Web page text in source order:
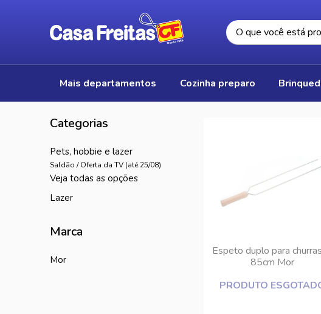
mais departamentos cozinha preparo
pets, hobbie e lazer
Saldão / Oferta da TV (até 25/08)
veja todas as opções
lazer
Marca
mor
Espeto duplo para
85cm Mor
PRODUTO